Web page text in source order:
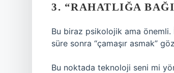
3. “RAHATLIĞA
Bu biraz psikolojik ama önemli.
süre sonra “çamaşır asmak”
Bu noktada teknoloji seni mi